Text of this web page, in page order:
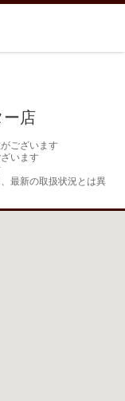
ー店
ございます
います
最新の取扱状況とは異